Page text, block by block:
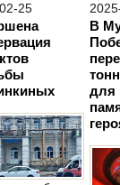
25
В
для